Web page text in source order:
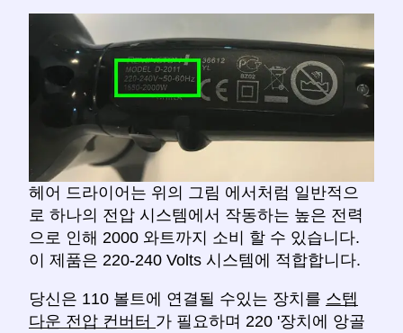
헤어 드라이어는 위의 그림 에서처럼 일반적으
로 하나의 전압 시스템에서 작동하는 높은 전력
으로 인해 2000 와트까지 소비 할 수 있습니다.
이 제품은 220-240 Volts 시스템에 적합합니다.
당신은 110 볼트에 연결될 수있는 장치를 스텝
다운 전압 컨버터 가 필요하며 220 '장치에 앙골